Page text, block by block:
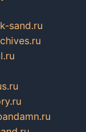
sand.ru